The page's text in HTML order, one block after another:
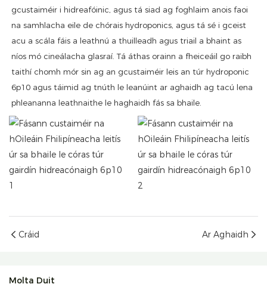
gcustaiméir i hidreafóinic, agus tá siad ag foghlaim anois faoi
na samhlacha eile de chórais hydroponics, agus tá sé i gceist
acu a scála fáis a leathnú a thuilleadh agus triail a bhaint as
níos mó cineálacha glasraí. Tá áthas orainn a fheiceáil go raibh
taithí chomh mór sin ag an gcustaiméir leis an túr hydroponic
6p10 agus táimid ag tnúth le leanúint ar aghaidh ag tacú lena
phleananna leathnaithe le haghaidh fás sa bhaile.
Cráid Ar Aghaidh
Molta Duit